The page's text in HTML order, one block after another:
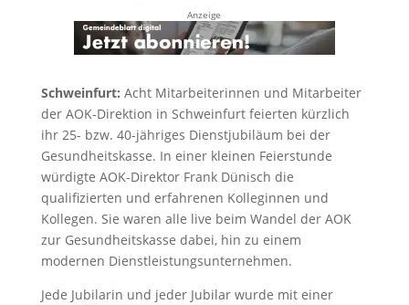
Anzeige
Schweinfurt: Acht Mitarbeiterinnen und Mitarbeiter
der AOK-Direktion in Schweinfurt feierten kürzlich
ihr 25- bzw. 40-jähriges Dienstjubiläum bei der
Gesundheitskasse. In einer kleinen Feierstunde
würdigte AOK-Direktor Frank Dünisch die
qualifizierten und erfahrenen Kolleginnen und
Kollegen. Sie waren alle live beim Wandel der AOK
zur Gesundheitskasse dabei, hin zu einem
modernen Dienstleistungsunternehmen.
Jede Jubilarin und jeder Jubilar wurde mit einer